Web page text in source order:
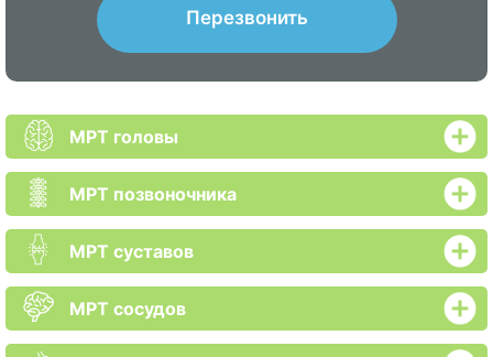
Перезвонить
МРТ головы
МРТ позвоночника
МРТ суставов
МРТ сосудов